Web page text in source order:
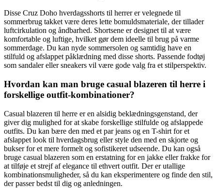
Disse Cruz Doho hverdagsshorts til herrer er velegnede til
sommerbrug takket være deres lette bomuldsmateriale, der tillader
luftcirkulation og åndbarhed. Shortsene er designet til at være
komfortable og luftige, hvilket gør dem ideelle til brug på varme
sommerdage. Du kan nyde sommersolen og samtidig have en
stilfuld og afslappet påklædning med disse shorts. Passende fodtøj
som sandaler eller sneakers vil være gode valg fra et stilperspektiv.
Hvordan kan man bruge casual blazeren til herre i
forskellige outfit-kombinationer?
Casual blazeren til herre er en alsidig beklædningsgenstand, der
giver dig mulighed for at skabe forskellige stilfulde og afslappede
outfits. Du kan bære den med et par jeans og en T-shirt for et
afslappet look til hverdagsbrug eller style den med en skjorte og
bukser for et mere formelt og sofistikeret udseende. Du kan også
bruge casual blazeren som en erstatning for en jakke eller frakke for
at tilføje et strejf af elegance til ethvert outfit. Der er utallige
kombinationsmuligheder, så du kan eksperimentere og finde den stil,
der passer bedst til dig og anledningen.